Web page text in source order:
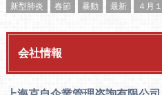
新型肺炎
春節 暴動 最新 ４月
会社情報